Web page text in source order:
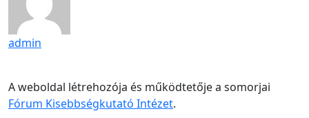
admin
A weboldal létrehozója és működtetője a somorjai
Fórum Kisebbségkutató Intézet.